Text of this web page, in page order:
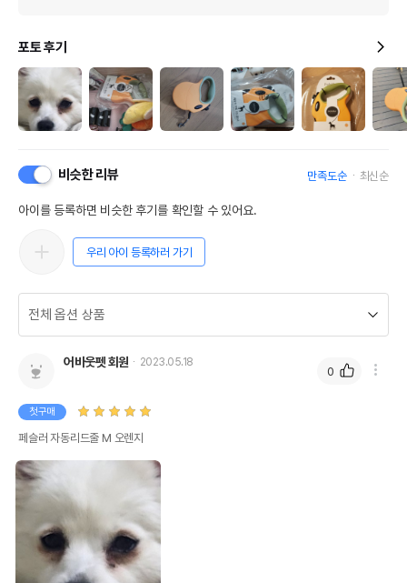
포토 후기
비슷한 리뷰 만족도순 최신순
아이를 등록하면 비슷한 후기를 확인할 수 있어요.
우리 아이 등록하러 가기
어바웃펫 회원 2023.05.18
첫구매
페슬러 자동리드줄 M 오렌지
0